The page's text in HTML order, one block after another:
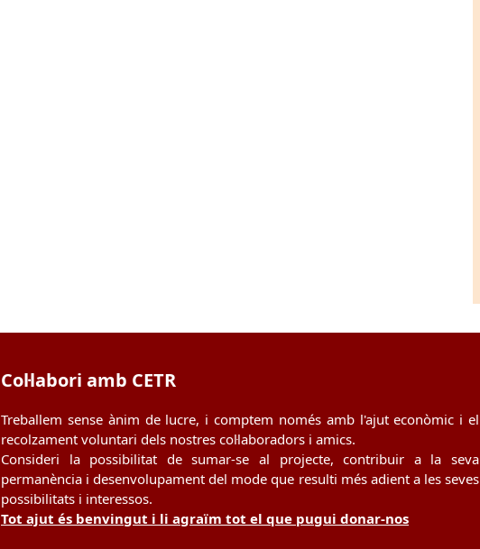
Col·labori amb CETR
Treballem sense ànim de lucre, i comptem només amb l'ajut econòmic i el
recolzament voluntari dels nostres col·laboradors i amics.
Consideri la possibilitat de sumar-se al projecte, contribuir a la seva
permanència i desenvolupament del mode que resulti més adient a les seves
possibilitats i interessos.
Tot ajut és benvingut i li agraïm tot el que pugui donar-nos